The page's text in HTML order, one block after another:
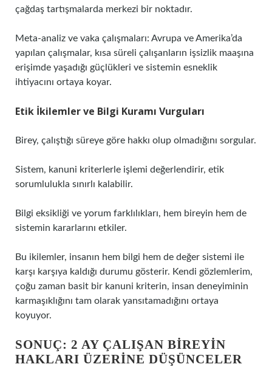
çağdaş tartışmalarda merkezi bir noktadır.
Meta-analiz ve vaka çalışmaları: Avrupa ve Amerika’da
yapılan çalışmalar, kısa süreli çalışanların işsizlik maaşına
erişimde yaşadığı güçlükleri ve sistemin esneklik
ihtiyacını ortaya koyar.
Etik İkilemler ve Bilgi Kuramı Vurguları
Birey, çalıştığı süreye göre hakkı olup olmadığını sorgular.
Sistem, kanuni kriterlerle işlemi değerlendirir, etik
sorumlulukla sınırlı kalabilir.
Bilgi eksikliği ve yorum farklılıkları, hem bireyin hem de
sistemin kararlarını etkiler.
Bu ikilemler, insanın hem bilgi hem de değer sistemi ile
karşı karşıya kaldığı durumu gösterir. Kendi gözlemlerim,
çoğu zaman basit bir kanuni kriterin, insan deneyiminin
karmaşıklığını tam olarak yansıtamadığını ortaya
koyuyor.
SONUÇ: 2 AY ÇALIŞAN BIREYIN
HAKLARI ÜZERINE DÜŞÜNCELER